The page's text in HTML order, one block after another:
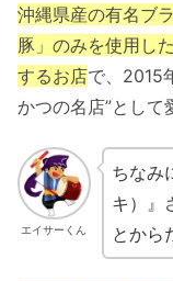
沖縄県産の有名ブ
豚」のみを使用し
するお店で、2015
かつの名店”として
エイサーくん
ちなみ
キ）』
とから